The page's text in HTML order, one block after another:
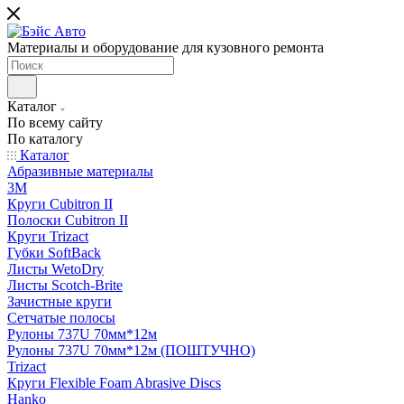
Материалы и оборудование для кузовного ремонта
Каталог
По всему сайту
По каталогу
Каталог
Абразивные материалы
3M
Круги Cubitron II
Полоски Cubitron II
Круги Trizact
Губки SoftBack
Листы WetoDry
Листы Scotch-Brite
Зачистные круги
Сетчатые полосы
Рулоны 737U 70мм*12м
Рулоны 737U 70мм*12м (ПОШТУЧНО)
Trizact
Круги Flexible Foam Abrasive Discs
Hanko